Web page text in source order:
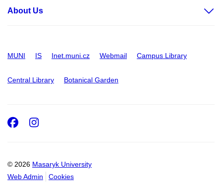
About Us
MUNI IS Inet.muni.cz Webmail Campus Library
Central Library Botanical Garden
© 2026 Masaryk University
Web Admin
Cookies
Facebook
Instagram